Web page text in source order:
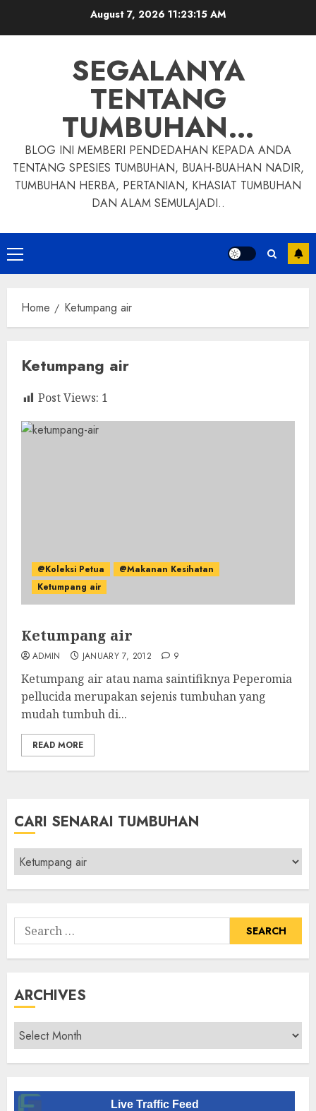
August 7, 2026 11:23:16 AM
SEGALANYA
TENTANG
TUMBUHAN…
BLOG INI MEMBERI PENDEDAHAN KEPADA ANDA
TENTANG SPESIES TUMBUHAN, BUAH-BUAHAN NADIR,
TUMBUHAN HERBA, PERTANIAN, KHASIAT TUMBUHAN
DAN ALAM SEMULAJADI..
Primary
Menu
Home Ketumpang air
Ketumpang air
Post Views: 1
@Koleksi Petua
@Makanan Kesihatan
Ketumpang air
Ketumpang air
ADMIN JANUARY 7, 2012 9
Ketumpang air atau nama saintifiknya Peperomia
pellucida merupakan sejenis tumbuhan yang
mudah tumbuh di...
READ MORE
CARI SENARAI TUMBUHAN
Cari
Senarai
Tumbuhan
Search
for:
ARCHIVES
Archives
Live Traffic Feed